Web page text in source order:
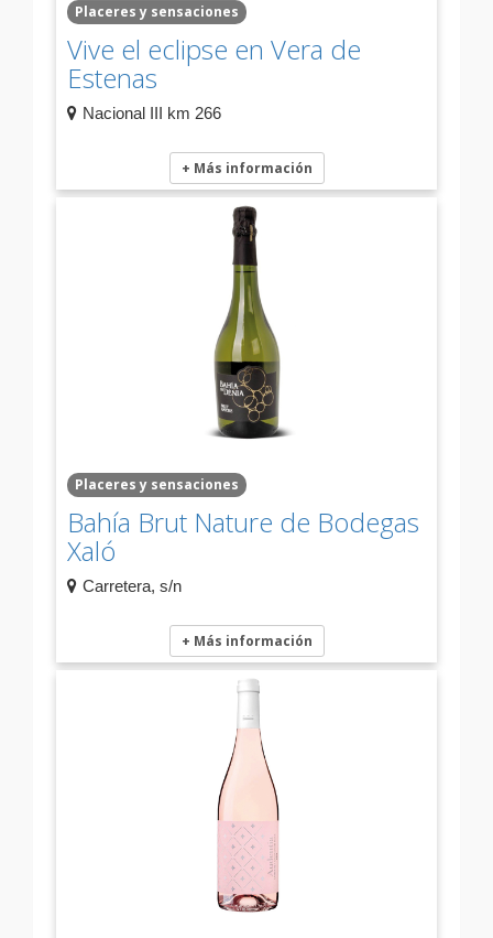
Placeres y sensaciones
Vive el eclipse en Vera de
Estenas
Nacional III km 266
+ Más información
Placeres y sensaciones
Bahía Brut Nature de Bodegas
Xaló
Carretera, s/n
+ Más información